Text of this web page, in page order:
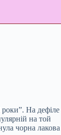
На дефіле
на той
чорна лакова